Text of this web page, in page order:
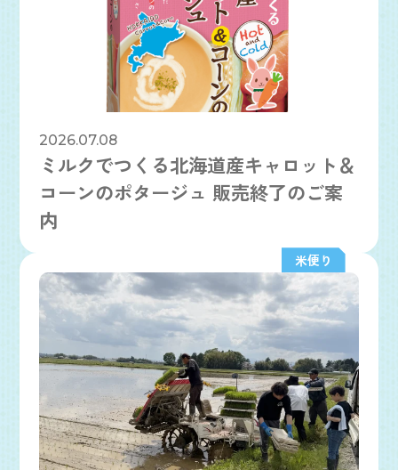
2026.07.08
ミルクでつくる北海道産キャロット＆
コーンのポタージュ 販売終了のご案
内
米便り